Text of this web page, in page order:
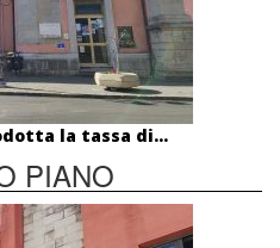
la tassa di...
PIANO